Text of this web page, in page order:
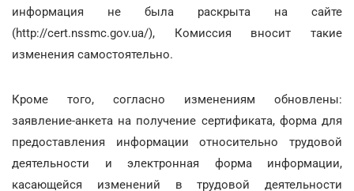
информация не была раскрыта на сайте
(http://cert.nssmc.gov.ua/), Комиссия вносит такие
изменения самостоятельно.
Кроме того, согласно изменениям обновлены:
заявление-анкета на получение сертификата, форма для
предоставления информации относительно трудовой
деятельности и электронная форма информации,
касающейся изменений в трудовой деятельности